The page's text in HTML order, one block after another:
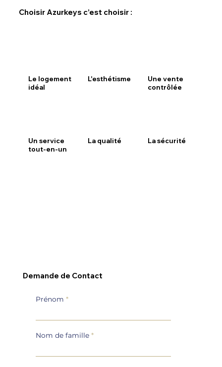
Demande de Contact
Prénom
Nom de famille
Choisir Azurkeys c’est choisir :
Le logement
idéal
L'esthétisme
Une vente
contrôlée
Un service
tout-en-un
La qualité La sécurité